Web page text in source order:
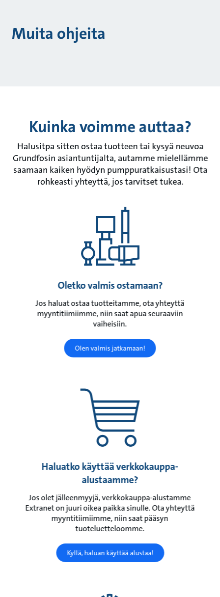
Muita ohjeita
Kuinka voimme auttaa?
Halusitpa sitten ostaa tuotteen tai kysyä neuvoa
Grundfosin asiantuntijalta, autamme mielellämme
saamaan kaiken hyödyn pumppuratkaisustasi! Ota
rohkeasti yhteyttä, jos tarvitset tukea.
Oletko valmis ostamaan?
Jos haluat ostaa tuotteitamme, ota yhteyttä
myyntitiimiimme, niin saat apua seuraaviin
vaiheisiin.
Olen valmis jatkamaan!
Haluatko käyttää verkkokauppa-
alustaamme?
Jos olet jälleenmyyjä, verkkokauppa-alustamme
Extranet on juuri oikea paikka sinulle. Ota yhteyttä
myyntitiimiimme, niin saat pääsyn
tuoteluetteloomme.
Kyllä, haluan käyttää alustaa!